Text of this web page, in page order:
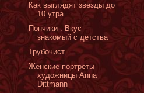
Как выглядят звезды до
10 утра
Пончики : Вкус
знакомый с детства
Трубочист
Женские портреты
художницы Anna
Dittmann